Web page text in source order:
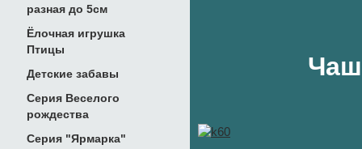
разная до 5см
Ёлочная игрушка
Птицы
Детские забавы
Серия Веселого
рождества
Серия "Ярмарка"